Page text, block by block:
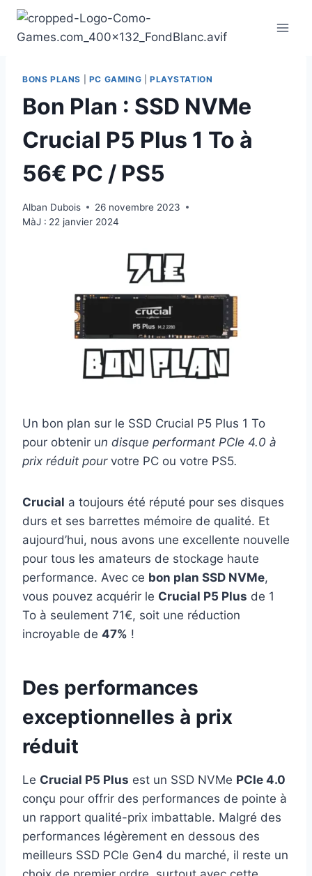
Aller
contenu
BONS PLANS PC GAMING PLAYSTATION
Bon Plan : SSD NVMe
Crucial P5 Plus 1 To à
56€ PC / PS5
Alban Dubois
26 novembre 2023
MàJ : 22 janvier 2024
Un bon plan sur le SSD Crucial P5 Plus 1 To
pour obtenir un disque performant PCIe 4.0 à
prix réduit pour votre PC ou votre PS5.
Crucial a toujours été réputé pour ses disques
durs et ses barrettes mémoire de qualité. Et
aujourd’hui, nous avons une excellente nouvelle
pour tous les amateurs de stockage haute
performance. Avec ce bon plan SSD NVMe,
vous pouvez acquérir le Crucial P5 Plus de 1
To à seulement 71€, soit une réduction
incroyable de 47% !
Des performances
exceptionnelles à prix
réduit
Le Crucial P5 Plus est un SSD NVMe PCIe 4.0
conçu pour offrir des performances de pointe à
un rapport qualité-prix imbattable. Malgré des
performances légèrement en dessous des
meilleurs SSD PCIe Gen4 du marché, il reste un